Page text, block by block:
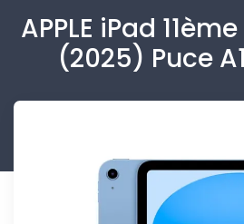
APPLE iPad
(2025) Puce